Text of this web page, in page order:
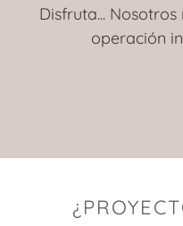
Disfruta...
operación